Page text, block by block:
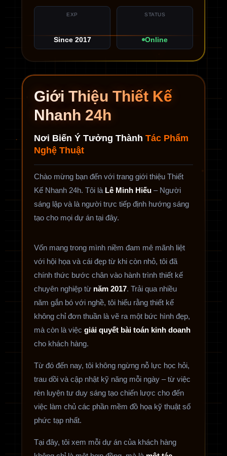
EXP
Since 2017
STATUS
Online
Giới Thiệu Thiết Kế
Nhanh 24h
Nơi Biến Ý Tưởng Thành Tác Phẩm
Nghệ Thuật
Chào mừng bạn đến với trang giới thiệu Thiết
Kế Nhanh 24h. Tôi là Lê Minh Hiếu – Người
sáng lập và là người trực tiếp định hướng sáng
tạo cho mọi dự án tại đây.
Vốn mang trong mình niềm đam mê mãnh liệt
với hội họa và cái đẹp từ khi còn nhỏ, tôi đã
chính thức bước chân vào hành trình thiết kế
chuyên nghiệp từ năm 2017. Trải qua nhiều
năm gắn bó với nghề, tôi hiểu rằng thiết kế
không chỉ đơn thuần là vẽ ra một bức hình đẹp,
mà còn là việc giải quyết bài toán kinh doanh
cho khách hàng.
Từ đó đến nay, tôi không ngừng nỗ lực học hỏi,
trau dồi và cập nhật kỹ năng mỗi ngày – từ việc
rèn luyện tư duy sáng tạo chiến lược cho đến
việc làm chủ các phần mềm đồ họa kỹ thuật số
phức tạp nhất.
Tại đây, tôi xem mỗi dự án của khách hàng